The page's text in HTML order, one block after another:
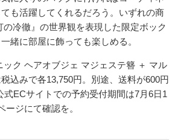
も活躍してくれるだろう。いずれの商
冷徹』の世界観を表現した限定ボック
緒に部屋に飾っても楽しめる。
ック ヘアオブジェ マジェステ簪 ＋ マル
込みで各13,750円。別途、送料が600円
式ECサイトでの予約受付期間は7月6日1
ージにて確認を。